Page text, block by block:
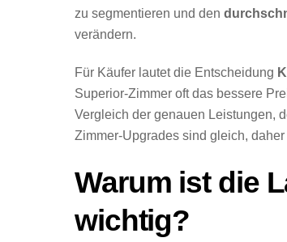
zu segmentieren und den
verändern.
Für Käufer lautet die Entscheidung
Superior-Zimmer oft das bessere
Vergleich der genauen Leistungen,
Zimmer-Upgrades sind gleich,
Warum ist die
wichtig?